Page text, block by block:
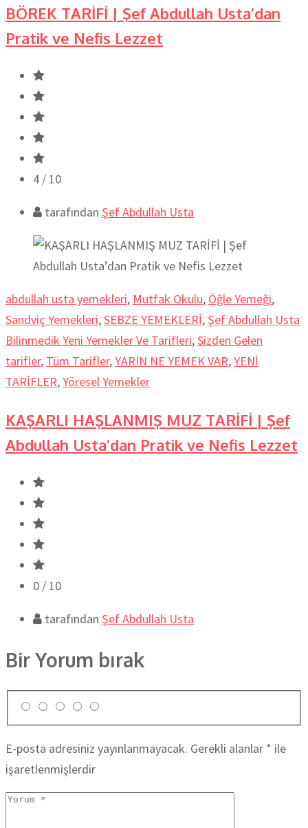
BÖREK TARİFİ | Şef Abdullah Usta’dan
Pratik ve Nefis Lezzet
4 / 10
tarafından Şef Abdullah Usta
abdullah usta yemekleri, Mutfak Okulu, Öğle Yemeği,
Sandviç Yemekleri,SEBZE YEMEKLERİ, Şef Abdullah Usta
Bilinmedik Yeni Yemekler Ve Tarifleri,Sizden Gelen
tarifler, Tüm Tarifler,YARIN NE YEMEK VAR,YENİ
TARİFLER,Yöresel Yemekler
KAŞARLI HAŞLANMIŞ MUZ TARİFİ | Şef
Abdullah Usta’dan Pratik ve Nefis Lezzet
0 / 10
tarafından Şef Abdullah Usta
Bir Yorum bırak
E-posta adresiniz yayınlanmayacak. Gerekli alanlar * ile
işaretlenmişlerdir